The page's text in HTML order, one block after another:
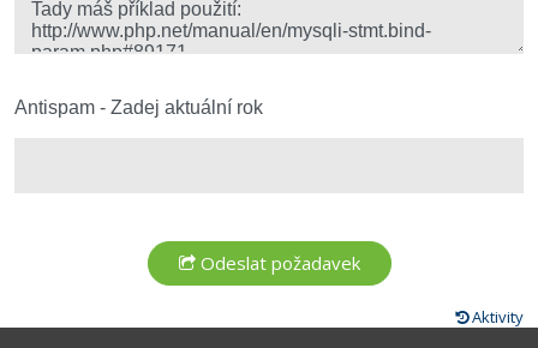
Fórum
Kybernetická bezpečnost
Antispam - Zadej aktuální rok
Aktivity